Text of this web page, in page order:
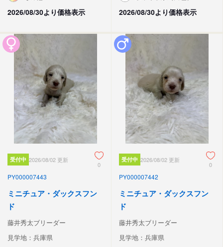
2026/08/30より価格表示 2026/08/30より価格表示
受付中 2026/08/02 更新
0
PY000007443
ミニチュア・ダックスフン
ド
藤井秀太ブリーダー
見学地：兵庫県
受付中 2026/08/02 更新
0
PY000007442
ミニチュア・ダックスフン
ド
藤井秀太ブリーダー
見学地：兵庫県